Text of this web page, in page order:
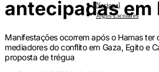
Nacional
Jogos Escolares
antecipadas em
Manifestações ocorrem após o Hamas ter
mediadores do conflito em Gaza, Egito e
proposta de trégua